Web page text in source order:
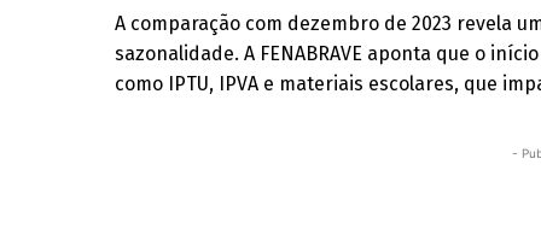
A comparação com dezembro de 2023 revela
sazonalidade. A FENABRAVE aponta que o
como IPTU, IPVA e materiais escolares, que
-